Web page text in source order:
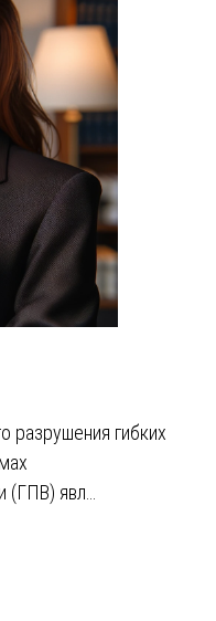
разрушения гибких
явл…